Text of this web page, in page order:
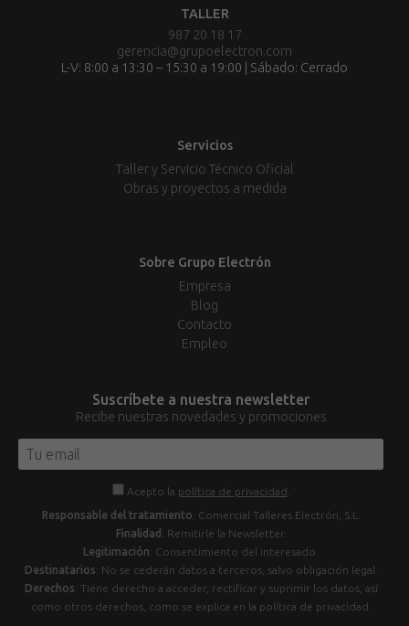
TALLER
987 20 18 17
gerencia@grupoelectron.com
L-V: 8:00 a 13:30 – 15:30 a 19:00 | Sábado: Cerrado
Servicios
Taller y Servicio Técnico Oficial
Obras y proyectos a medida
Sobre Grupo Electrón
Empresa
Blog
Contacto
Empleo
Suscríbete a nuestra newsletter
Recibe nuestras novedades y promociones
Acepto la política de privacidad
Responsable del tratamiento: Comercial Talleres Electrón, S.L.
Finalidad : Remitirle la Newsletter.
Legitimación: Consentimiento del interesado.
Destinatarios: No se cederán datos a terceros, salvo obligación legal.
Derechos: Tiene derecho a acceder, rectificar y suprimir los datos, así
como otros derechos, como se explica en la política de privacidad.